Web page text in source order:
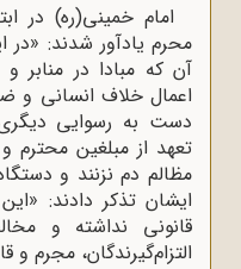
امام خمینی(ره) در
محرم یادآور شدند: «در
آن که مبادا در
اعمال خلاف انسانی و
دست به رسوایی
تعهد از مبلغین محترم
مظالم دم نزنند و
ایشان تذکر دادند:
قانونی نداشته و
التزام‌گیرندگان، مجرم